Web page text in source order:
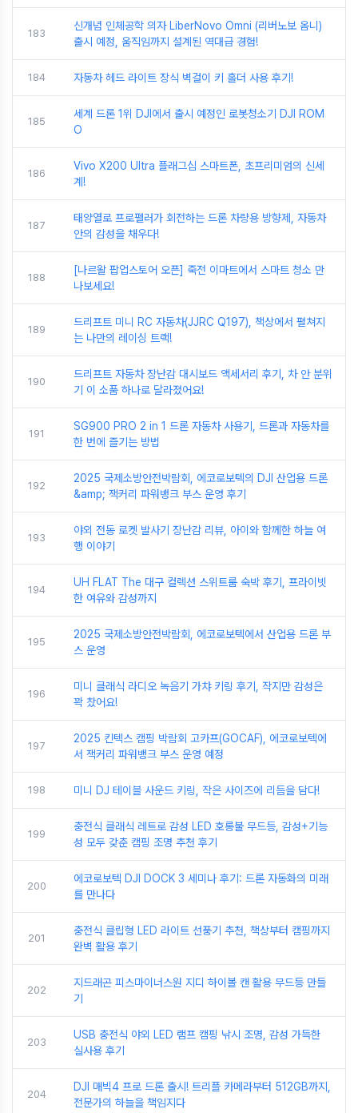
183
신개념 인체공학 의자 LiberNovo Omni (리버노보 옴니)
출시 예정, 움직임까지 설계된 역대급 경험!
184 자동차 헤드 라이트 장식 벽걸이 키 홀더 사용 후기!
185
세계 드론 1위 DJI에서 출시 예정인 로봇청소기 DJI ROM
O
186
Vivo X200 Ultra 플래그십 스마트폰, 초프리미엄의 신세
계!
187
태양열로 프로펠러가 회전하는 드론 차량용 방향제, 자동차
안의 감성을 채우다!
188
[나르왈 팝업스토어 오픈] 죽전 이마트에서 스마트 청소 만
나보세요!
189
드리프트 미니 RC 자동차(JJRC Q197), 책상에서 펼쳐지
는 나만의 레이싱 트랙!
190
드리프트 자동차 장난감 대시보드 액세서리 후기, 차 안 분위
기 이 소품 하나로 달라졌어요!
191
SG900 PRO 2 in 1 드론 자동차 사용기, 드론과 자동차를
한 번에 즐기는 방법
192
2025 국제소방안전박람회, 에코로보텍의 DJI 산업용 드론
&amp; 잭커리 파워뱅크 부스 운영 후기
193
야외 전동 로켓 발사기 장난감 리뷰, 아이와 함께한 하늘 여
행 이야기
194
UH FLAT The 대구 컬렉션 스위트룸 숙박 후기, 프라이빗
한 여유와 감성까지
195
2025 국제소방안전박람회, 에코로보텍에서 산업용 드론 부
스 운영
196
미니 클래식 라디오 녹음기 가챠 키링 후기, 작지만 감성은
꽉 찼어요!
197
2025 킨텍스 캠핑 박람회 고카프(GOCAF), 에코로보텍에
서 잭커리 파워뱅크 부스 운영 예정
198 미니 DJ 테이블 사운드 키링, 작은 사이즈에 리듬을 담다!
199
충전식 클래식 레트로 감성 LED 호롱불 무드등, 감성+기능
성 모두 갖춘 캠핑 조명 추천 후기
200
에코로보텍 DJI DOCK 3 세미나 후기: 드론 자동화의 미래
를 만나다
201
충전식 클립형 LED 라이트 선풍기 추천, 책상부터 캠핑까지
완벽 활용 후기
202
지드래곤 피스마이너스원 지디 하이볼 캔 활용 무드등 만들
기
203
USB 충전식 야외 LED 램프 캠핑 낚시 조명, 감성 가득한
실사용 후기
204
DJI 매빅4 프로 드론 출시! 트리플 카메라부터 512GB까지,
전문가의 하늘을 책임지다